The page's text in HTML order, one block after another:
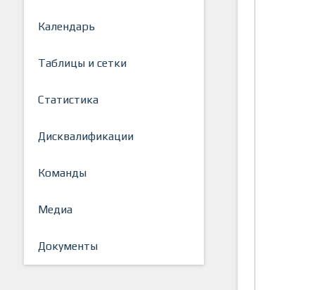
Календарь
Таблицы и сетки
Статистика
Дисквалификации
Команды
Медиа
Документы